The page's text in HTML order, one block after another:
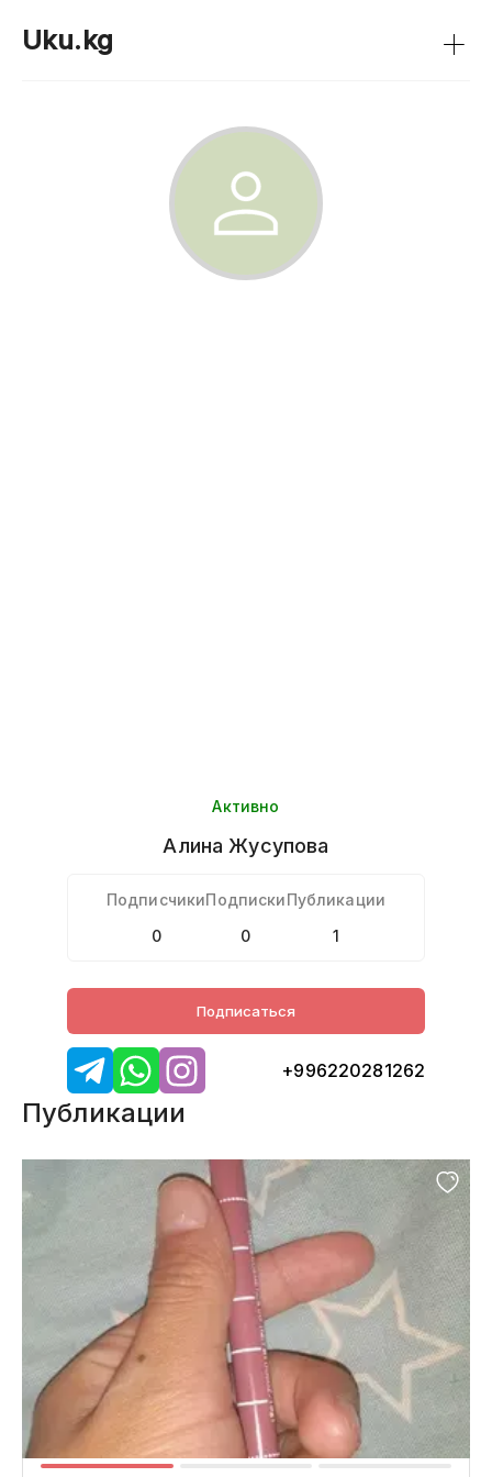
Uku.kg +
Активно
Алина Жусупова
Подписчики
0
Подписки
0
Публикации
1
Подписаться
+996220281262
Публикации